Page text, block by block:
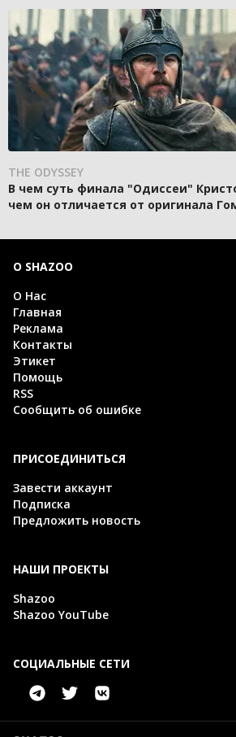
THE ODYSSEY
В чем суть финала "Одиссеи"
чем он отличается от оригинала
О SHAZOO
О Нас
Главная
Реклама
Контакты
Этикет
Помощь
RSS
Сообщить об ошибке
ПРИСОЕДИНИТЬСЯ
Завести аккаунт
Подписка
Предложить новость
НАШИ ПРОЕКТЫ
Shazoo
Shazoo YouTube
СОЦИАЛЬНЫЕ СЕТИ